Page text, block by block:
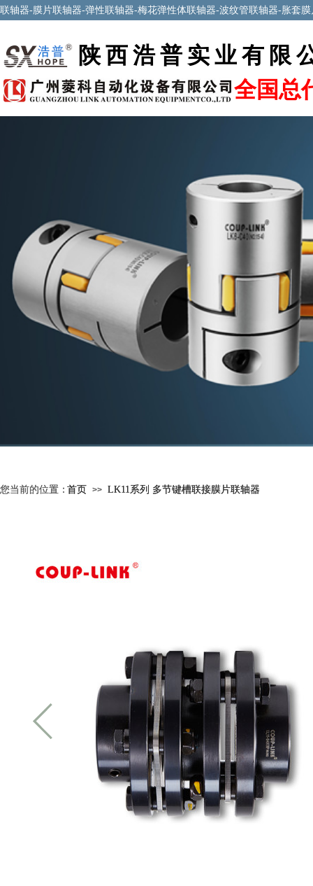
联轴器-膜片联轴器-弹性联轴器-梅花弹性体联轴器-波纹管联轴器-胀套
陕西浩普实业有限
全国总
您当前的位置：
您当前的位置：首页 >> LK11系列 多节键槽联接膜片联轴器
首页 >> LK11系列 多节键槽联接膜片联轴器